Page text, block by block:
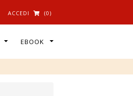
ACCEDI (0)
EBOOK